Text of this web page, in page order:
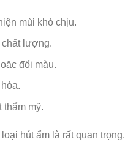
mùi khó chịu.
chất lượng.
đổi màu.
thẩm mỹ.
hút ẩm là rất quan trọng.